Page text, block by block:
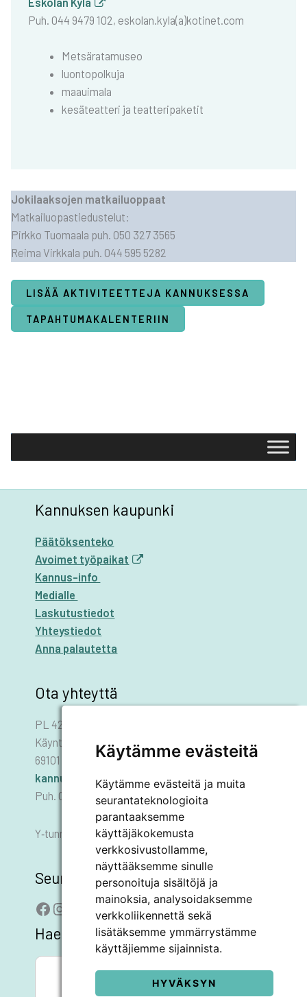
Käytämme evästeitä
Käytämme evästeitä ja muita
seurantateknologioita
parantaaksemme
käyttäjäkokemusta
verkkosivustollamme,
näyttääksemme sinulle
personoituja sisältöjä ja
mainoksia, analysoidaksemme
verkkoliikennettä sekä
lisätäksemme ymmärrystämme
käyttäjiemme sijainnista.
HYVÄKSYN
Puh. 044 9479 102, eskolan.kyla(a)kotinet.com
Met­sä­ra­ta­museo
luon­to­pol­ku­ja
maa­ui­ma­la
kesä­teat­te­ri ja teat­te­ri­pa­ke­tit
Joki­laak­so­jen mat­kai­luop­paat
Mat­kai­luo­pas­tie­dus­te­lut:
Pirk­ko Tuo­maa­la puh. 050 327 3565
Rei­ma Virk­ka­la puh. 044 595 5282
LISÄÄ AKTI­VI­TEET­TE­JA KAN­NUK­SES­SA
TAPAH­TU­MA­KA­LEN­TE­RIIN
Kannuksen kaupunki
Päätöksenteko
Avoimet työpaikat
Kannus-info
Medialle
Laskutustiedot
Yhteystiedot
Anna palautetta
Ota yhteyttä
PL 42
Käyntiosoite: Asematie 1
69101 KANNUS
kannus.kaupunki@kannus.ﬁ
Puh. 06 8745 111
Y‑tunnus 0178455–6
Seuraa meitä
Facebook
Instagram
LinkedIn
YouTube
Hae sivustolta
Search